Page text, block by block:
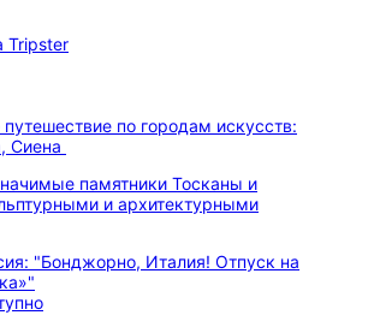
по городам искусств:
Сиена
памятники Тосканы и
и архитектурными